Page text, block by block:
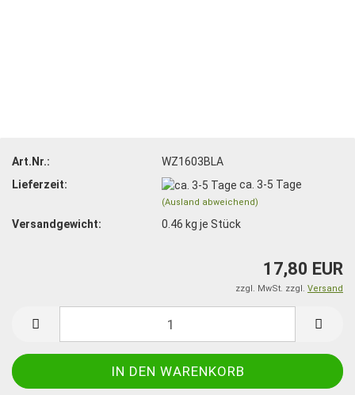
Art.Nr.:
WZ1603BLA
Lieferzeit:
ca. 3-5 Tage
(Ausland abweichend)
Versandgewicht: 0.46 kg je Stück
17,80 EUR
zzgl. MwSt. zzgl. Versand